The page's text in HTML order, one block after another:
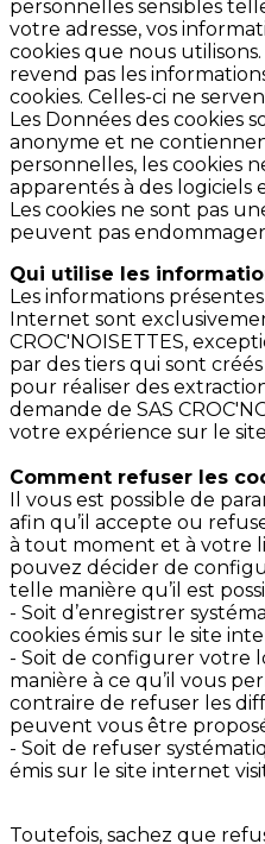
personnelles sensibles
votre adresse, vos
cookies que nous utilisons.
revend pas les
cookies. Celles-ci ne
Les Données des cookies
anonyme et ne
personnelles, les cookies
apparentés à des logiciels
Les cookies ne sont pas
peuvent pas
Qui utilise les
Les informations
Internet sont
CROC'NOISETTES,
par des tiers qui sont
pour réaliser des
demande de SAS
votre expérience sur le
Comment refuser les
Il vous est possible de
afin qu’il accepte ou
à tout moment et à votre
pouvez décider de
telle manière qu’il est
- Soit d’enregistrer
cookies émis sur le site
- Soit de configurer votre
manière à ce qu’il vous
contraire de refuser les
peuvent vous être
- Soit de refuser
émis sur le site internet
Toutefois, sachez que